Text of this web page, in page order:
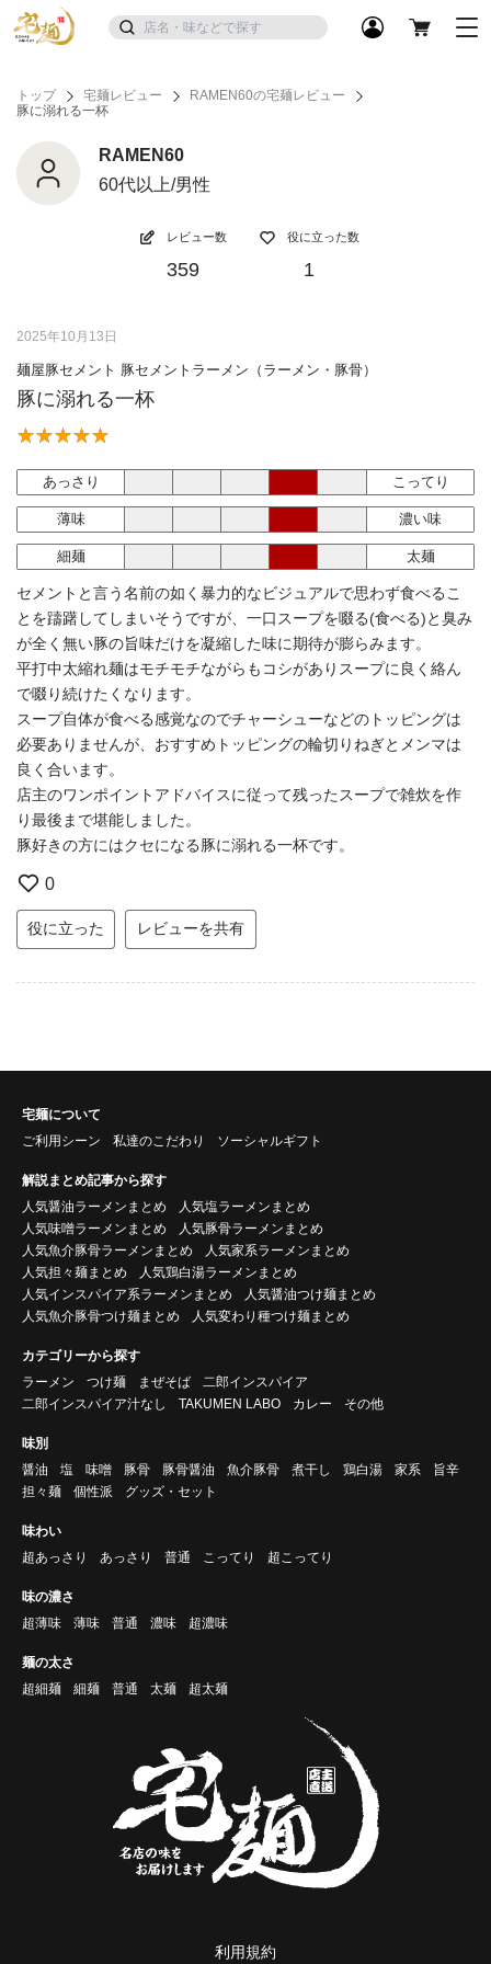
トップ 宅麺レビュー
RAMEN60の宅麺レビュー
豚に溺れる一杯
RAMEN60
60代以上/男性
レビュー数
359
役に立った数
1
2025年10月13日
麺屋豚セメント 豚セメントラーメン（ラーメン・豚骨）
豚に溺れる一杯
あっさり こってり
薄味 濃い味
細麺 太麺
セメントと言う名前の如く暴力的なビジュアルで思わず食べるこ
とを躊躇してしまいそうですが、一口スープを啜る(食べる)と臭み
が全く無い豚の旨味だけを凝縮した味に期待が膨らみます。
平打中太縮れ麺はモチモチながらもコシがありスープに良く絡ん
で啜り続けたくなります。
スープ自体が食べる感覚なのでチャーシューなどのトッピングは
必要ありませんが、おすすめトッピングの輪切りねぎとメンマは
良く合います。
店主のワンポイントアドバイスに従って残ったスープで雑炊を作
り最後まで堪能しました。
豚好きの方にはクセになる豚に溺れる一杯です。
0
役に立った レビューを共有
宅麺について
ご利用シーン
私達のこだわり ソーシャルギフト
解説まとめ記事から探す
人気醤油ラーメンまとめ
人気塩ラーメンまとめ
人気味噌ラーメンまとめ
人気豚骨ラーメンまとめ
人気魚介豚骨ラーメンまとめ
人気家系ラーメンまとめ
人気担々麺まとめ
人気鶏白湯ラーメンまとめ
人気インスパイア系ラーメンまとめ
人気醤油つけ麺まとめ
人気魚介豚骨つけ麺まとめ
人気変わり種つけ麺まとめ
カテゴリーから探す
ラーメン
つけ麺 まぜそば
二郎インスパイア
二郎インスパイア汁なし
TAKUMEN LABO カレー その他
味別
醤油
塩 味噌 豚骨 豚骨醤油 魚介豚骨 煮干し 鶏白湯 家系
旨辛
担々麺
個性派 グッズ・セット
味わい
超あっさり
あっさり 普通 こってり 超こってり
味の濃さ
超薄味
薄味 普通 濃味 超濃味
麺の太さ
超細麺
細麺 普通 太麺 超太麺
利用規約